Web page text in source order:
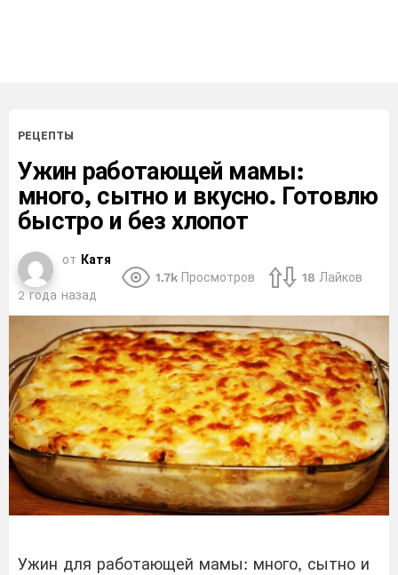
РЕЦЕПТЫ
Ужин работающей мамы:
много, сытно и вкусно. Готовлю
быстро и без хлопот
от Катя
2 года назад
1.7k Просмотров 18 Лайков
Ужин для работающей мамы: много, сытно и